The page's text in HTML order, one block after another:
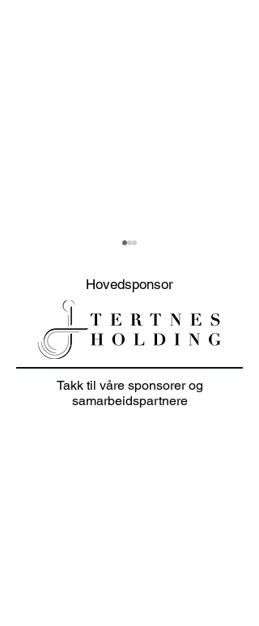
20% sommer salg på
klær i juli 👕🏌️‍♀️
Hovedsponsor
Takk til våre sponsorer og
samarbeidspartnere